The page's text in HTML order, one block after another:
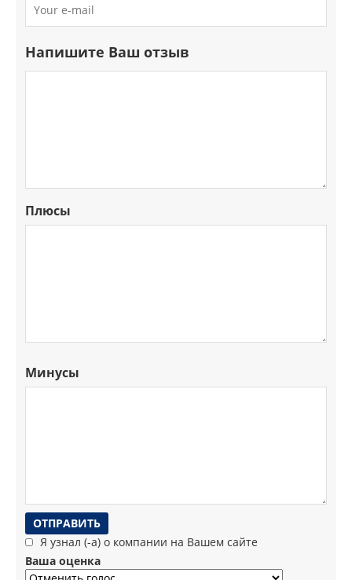
Напишите Ваш отзыв
Плюсы
Минусы
Я узнал (-а) о компании на Вашем сайте
Ваша оценка